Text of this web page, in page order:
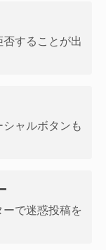
することが出
ャルボタンも
で迷惑投稿を